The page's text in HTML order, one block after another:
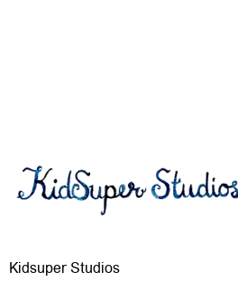
Kidsuper Studios